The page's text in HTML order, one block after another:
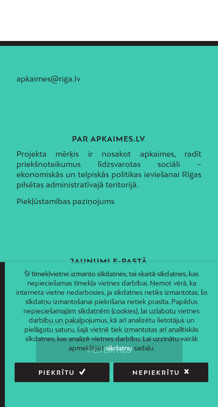
apkaimes@riga.lv
PAR APKAIMES.LV
Projekta mērķis ir nosakot apkaimes, radīt
priekšnoteikumus līdzsvarotas sociāli –
ekonomiskās un telpiskās politikas ieviešanai Rīgas
pilsētas administratīvajā teritorijā.
Piekļūstamības paziņojums
JAUNUMI E-PASTĀ
Piesakies un saņem jaunāko informāciju savā e-pastā!
Šī tīmekļvietne izmanto sīkdatnes, tai skaitā sīkdatnes, kas
nepieciešamas tīmekļa vietnes darbībai. Ņemot vērā, ka
interneta vietne nedarbosies, ja sīkdatnes netiks izmantotas, šo
sīkdatņu izmantošanai piekrišana netiek prasīta. Papildus
nepieciešamajām sīkdatnēm (cookies), lai uzlabotu vietnes
darbību un pakalpojumus, kā arī analizētu lietotājus un
pielāgotu saturu, šajā vietnē tiek izmantotas arī analītiskās
sīkdatnes, kas analizē vietnes darbību. Lai uzzinātu vairāk
apmeklējietsīkdatņusadaļu.
PIEKRĪTU NEPIEKRĪTU